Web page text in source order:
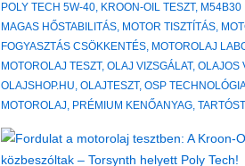
POLY TECH 5W-40, KROON-OIL TESZT, M54B30
MAGAS HŐSTABILITÁS, MOTOR TISZTÍTÁS,
FOGYASZTÁS CSÖKKENTÉS, MOTOROLAJ
MOTOROLAJ TESZT,OLAJ VIZSGÁLAT,OLAJOS
OLAJSHOP.HU,OLAJTESZT,OSP
MOTOROLAJ, PRÉMIUM KENŐANYAG,